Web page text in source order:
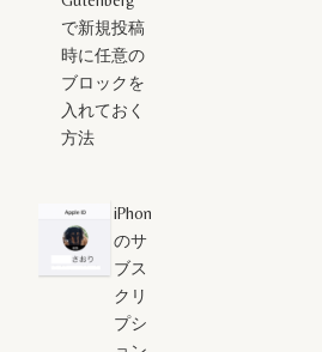
で新規投稿
時に任意の
ブロックを
入れておく
方法
iPhone
のサ
ブス
クリ
プシ